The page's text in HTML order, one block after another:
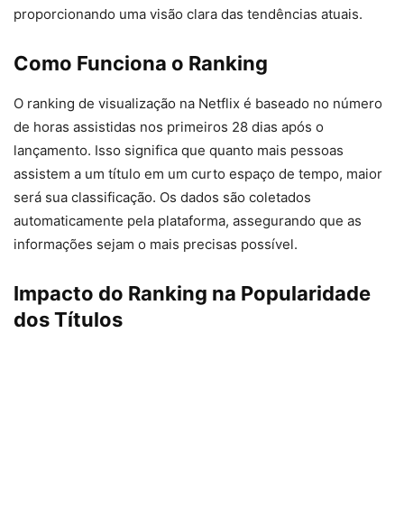
proporcionando uma visão clara das tendências atuais.
Como Funciona o Ranking
O ranking de visualização na Netflix é baseado no número
de horas assistidas nos primeiros 28 dias após o
lançamento. Isso significa que quanto mais pessoas
assistem a um título em um curto espaço de tempo, maior
será sua classificação. Os dados são coletados
automaticamente pela plataforma, assegurando que as
informações sejam o mais precisas possível.
Impacto do Ranking na Popularidade
dos Títulos